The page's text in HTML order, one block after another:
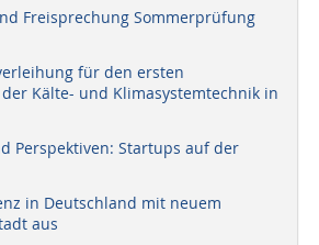
Freisprechung Sommerprüfung
für den ersten
Kälte- und Klimasystemtechnik in
Perspektiven: Startups auf der
in Deutschland mit neuem
aus